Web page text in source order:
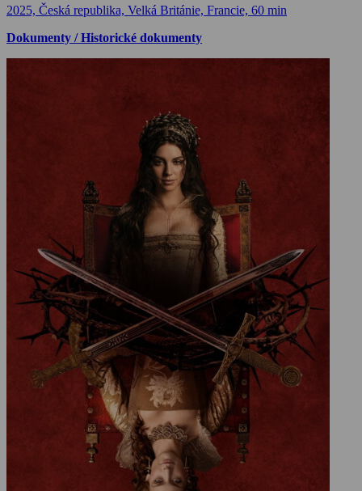
2025, Česká republika, Velká Británie, Francie, 60 min
Dokumenty / Historické dokumenty